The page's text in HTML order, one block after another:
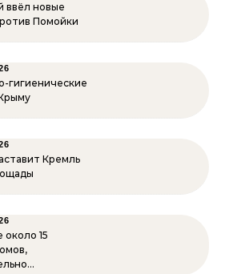
ввёл новые
Помойки
гигиенические
Кремль
15